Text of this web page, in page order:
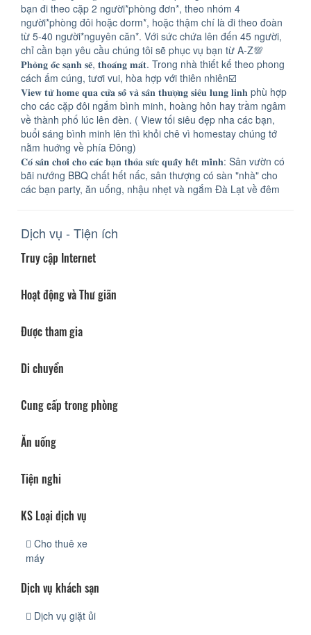
bạn đi theo cặp 2 người*phòng đơn*, theo nhóm 4
người*phòng đôi hoặc dorm*, hoặc thậm chí là đi theo đoàn
từ 5-40 người*nguyên căn*. Với sức chứa lên đến 45 người,
chỉ cần bạn yêu cầu chúng tôi sẽ phục vụ bạn từ A-Z💯
𝐏𝐡𝐨̀𝐧𝐠 𝐨̂́𝐜 𝐬𝐚̣𝐧𝐡 𝐬𝐞̃, 𝐭𝐡𝐨𝐚́𝐧𝐠 𝐦𝐚́𝐭. Trong nhà thiết kế theo phong
cách ấm cúng, tươi vui, hòa hợp với thiên nhiên☑️
𝐕𝐢𝐞𝐰 𝐭𝐮̛̀ 𝐡𝐨𝐦𝐞 𝐪𝐮𝐚 𝐜𝐮̛̉𝐚 𝐬𝐨̂̉ 𝐯𝐚̀ 𝐬𝐚̂𝐧 𝐭𝐡𝐮̛𝐨̛̣𝐧𝐠 𝐬𝐢𝐞̂𝐮 𝐥𝐮𝐧𝐠 𝐥𝐢𝐧𝐡 phù hợp
cho các cặp đôi ngắm bình minh, hoàng hôn hay trầm ngâm
về thành phố lúc lên đèn. ( View tối siêu đẹp nha các bạn,
buổi sáng bình minh lên thì khỏi chê vì homestay chúng tớ
nằm huớng về phía Đông)
𝐂𝐨́ 𝐬𝐚̂𝐧 𝐜𝐡𝐨̛𝐢 𝐜𝐡𝐨 𝐜𝐚́𝐜 𝐛𝐚̣𝐧 𝐭𝐡𝐨̉𝐚 𝐬𝐮̛́𝐜 𝐪𝐮𝐚̂̃𝐲 𝐡𝐞̂́𝐭 𝐦𝐢̀𝐧𝐡: Sân vườn có
bãi nướng BBQ chất hết nấc, sân thượng có sàn "nhà" cho
các bạn party, ăn uống, nhậu nhẹt và ngắm Đà Lạt về đêm
Dịch vụ - Tiện ích
Truy cập Internet
Hoạt động và Thư giãn
Được tham gia
Di chuyển
Cung cấp trong phòng
Ăn uống
Tiện nghi
KS Loại dịch vụ
Cho thuê xe
máy
Dịch vụ khách sạn
Dịch vụ giặt ủi